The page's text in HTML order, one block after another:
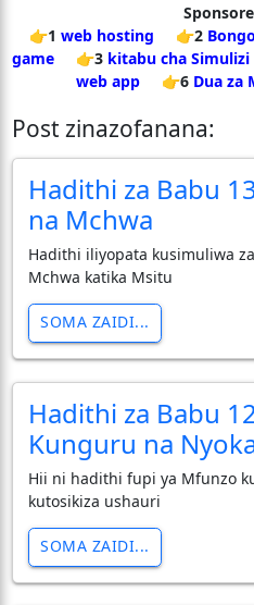
👉1 web hosting 👉2
game
👉3 kitabu cha Simulizi
web app
👉6 Dua za
Post zinazofanana:
Hadithi za Babu
na Mchwa
Hadithi iliyopata kusimuliwa
Mchwa katika Msitu
SOMA ZAIDI...
Hadithi za Babu
Kunguru na
Hii ni hadithi fupi ya Mfunzo
kutosikiza ushauri
SOMA ZAIDI...